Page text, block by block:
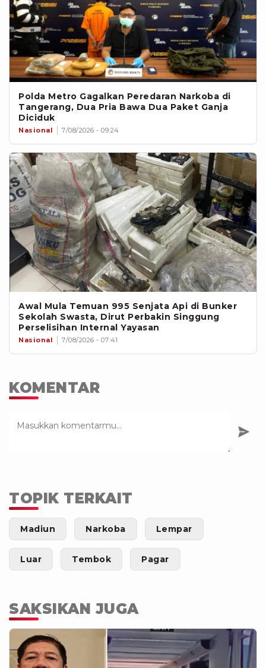
Polda Metro Gagalkan Peredaran Narkoba di
Tangerang, Dua Pria Bawa Dua Paket Ganja
Diciduk
Nasional 7/08/2026 - 09:24
Awal Mula Temuan 995 Senjata Api di Bunker
Sekolah Swasta, Dirut Perbakin Singgung
Perselisihan Internal Yayasan
Nasional 7/08/2026 - 07:41
KOMENTAR
TOPIK TERKAIT
Madiun Narkoba Lempar
Luar Tembok Pagar
SAKSIKAN JUGA